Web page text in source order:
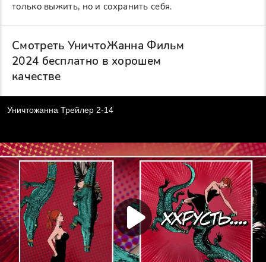
только выжить, но и сохранить себя.
Смотреть УничтоЖанна Фильм
2024 бесплатно в хорошем
качестве